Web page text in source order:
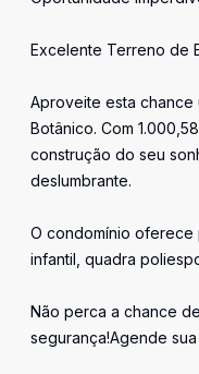
Excelente Terreno de
Aproveite esta chance
Botânico. Com
construção do seu
deslumbrante.
O condomínio oferece
infantil, quadra
Não perca a chance
segurança!Agende